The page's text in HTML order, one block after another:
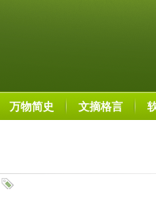
万物简史 文摘格言